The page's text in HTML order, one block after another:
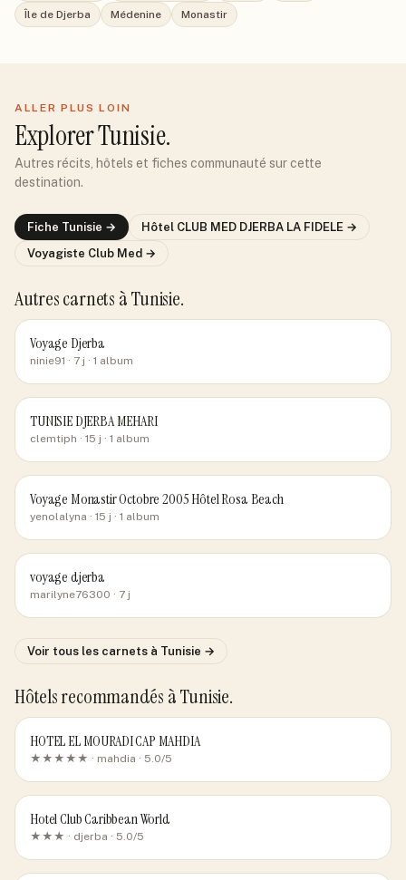
Île de Djerba Médenine Monastir
ALLER PLUS LOIN
ExplorerTunisie.
Autres récits, hôtels et fiches communauté sur cette
destination.
Fiche Tunisie → Hôtel CLUB MED DJERBA LA FIDELE →
Voyagiste Club Med →
Autres carnets à Tunisie.
Voyage Djerba
ninie91 · 7 j · 1 album
TUNISIE DJERBA MEHARI
clemtiph · 15 j · 1 album
Voyage Monastir Octobre 2005 Hôtel Rosa Beach
yenolalyna · 15 j · 1 album
voyage djerba
marilyne76300 · 7 j
Voir tous les carnets à Tunisie →
Hôtels recommandés à Tunisie.
HOTEL EL MOURADI CAP MAHDIA
★★★★★ · mahdia · 5.0/5
Hotel Club Caribbean World
★★★ · djerba · 5.0/5